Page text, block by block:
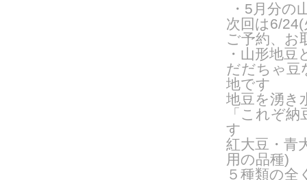
・5月分の
次回は6/24(
ご予約、お
・山形地
だだちゃ豆
地です
地豆を湧き
「これぞ
す
紅大豆・青
用の品種)
５種類の全